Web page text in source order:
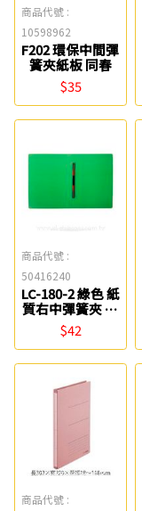
商品代號 :
10598962
F202 環保中間彈
簧夾紙板 同春
$35
商品代號 :
50416240
LC-180-2 綠色 紙
質右中彈簧夾 連
勤牌
$42
商品代號 :